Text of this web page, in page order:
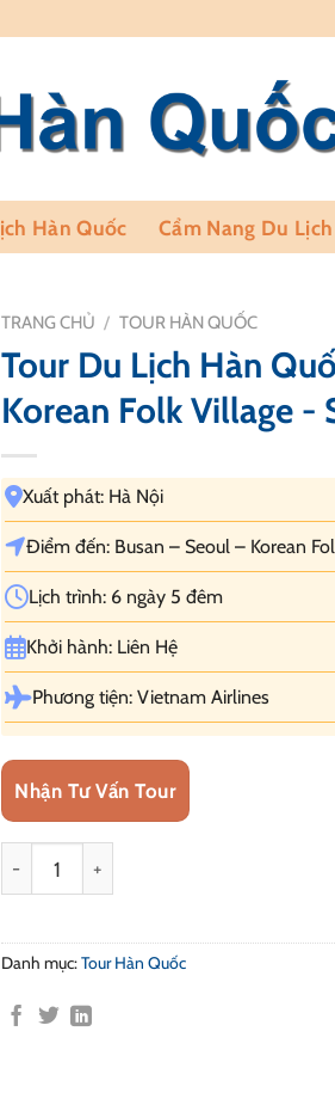
Hàn Quốc Cẩm Nang Du
TRANG CHỦ / TOUR HÀN QUỐC
Tour Du Lịch Hàn
Korean Folk Village -
Xuất phát: Hà Nội
Điểm đến: Busan – Seoul – Korean
Lịch trình: 6 ngày 5 đêm
Khởi hành: Liên Hệ
Phương tiện: Vietnam Airlines
Nhận Tư Vấn Tour
Tour Du Lịch Hàn Quốc: Busan - Seoul
Danh mục:Tour Hàn Quốc